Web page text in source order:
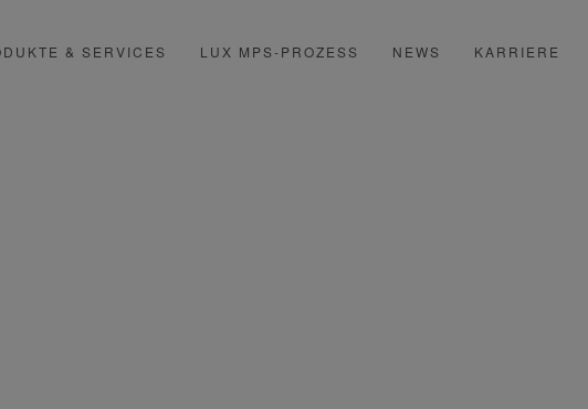
& SERVICES LUX MPS-PROZESS NEWS KARRIERE